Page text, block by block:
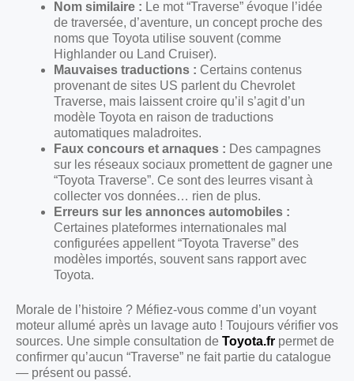
Nom similaire : Le mot “Traverse” évoque l’idée
de traversée, d’aventure, un concept proche des
noms que Toyota utilise souvent (comme
Highlander ou Land Cruiser).
Mauvaises traductions : Certains contenus
provenant de sites US parlent du Chevrolet
Traverse, mais laissent croire qu’il s’agit d’un
modèle Toyota en raison de traductions
automatiques maladroites.
Faux concours et arnaques : Des campagnes
sur les réseaux sociaux promettent de gagner une
“Toyota Traverse”. Ce sont des leurres visant à
collecter vos données… rien de plus.
Erreurs sur les annonces automobiles :
Certaines plateformes internationales mal
configurées appellent “Toyota Traverse” des
modèles importés, souvent sans rapport avec
Toyota.
Morale de l’histoire ? Méfiez-vous comme d’un voyant
moteur allumé après un lavage auto ! Toujours vérifier vos
sources. Une simple consultation de Toyota.fr permet de
confirmer qu’aucun “Traverse” ne fait partie du catalogue
— présent ou passé.